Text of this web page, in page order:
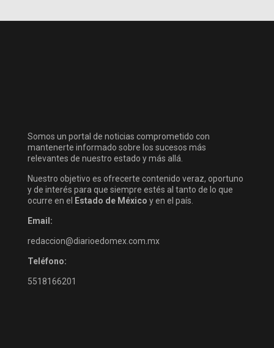
Somos un portal de noticias comprometido con
mantenerte informado sobre los sucesos más
relevantes de nuestro estado y más allá.
Nuestro objetivo es ofrecerte contenido veraz, oportuno
y de interés para que siempre estés al tanto de lo que
ocurre en el Estado de México y en el país.
Email:
redaccion@diarioedomex.com.mx
Teléfono:
5518166201